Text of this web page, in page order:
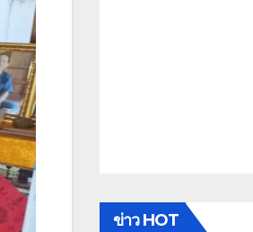
ข่าว HOT